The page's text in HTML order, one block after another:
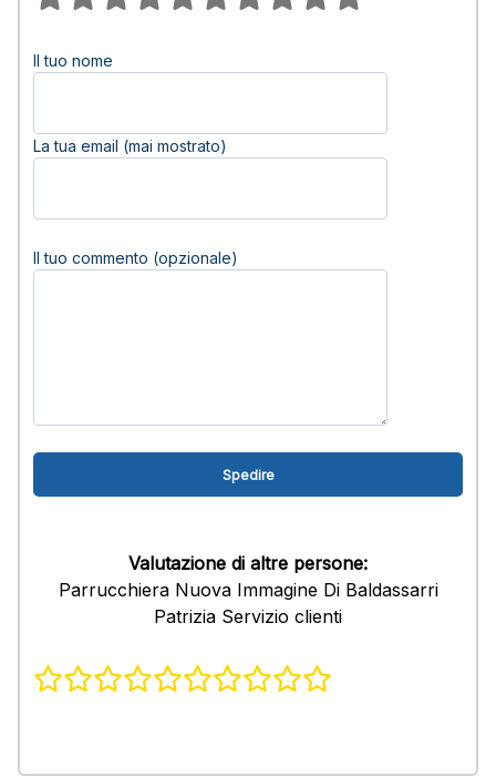
Il tuo nome
La tua email (mai mostrato)
Il tuo commento (opzionale)
Valutazione di altre persone:
Parrucchiera Nuova Immagine Di Baldassarri
Patrizia Servizio clienti